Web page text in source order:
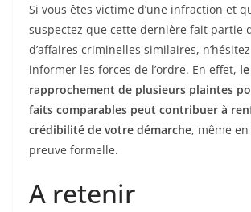
Si vous êtes victime d’une infraction et
suspectez que cette dernière fait partie
d’affaires criminelles similaires,
informer les forces de l’ordre. En effet, le
rapprochement de plusieurs plaintes
faits comparables peut contribuer à
crédibilité de votre démarche, même en
preuve formelle.
A retenir